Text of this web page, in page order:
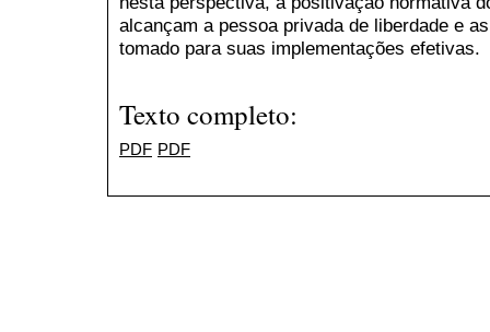
alcançam a pessoa privada de liberdade e
tomado para suas implementações efetivas.
Texto completo:
PDF PDF